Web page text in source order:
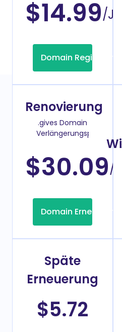
$14.99/
Domain
Renovierung
.gives Domain
Verlängerungspreis
$30.09/
Domain Erneuerung
Späte
Erneuerung
$5.72